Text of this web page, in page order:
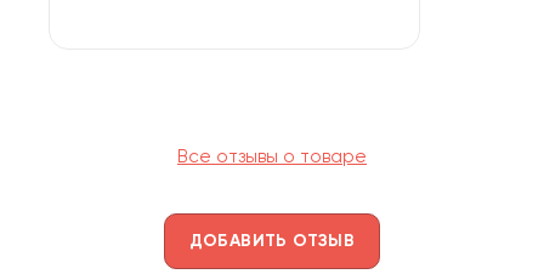
Все отзывы о товаре
ДОБАВИТЬ ОТЗЫВ